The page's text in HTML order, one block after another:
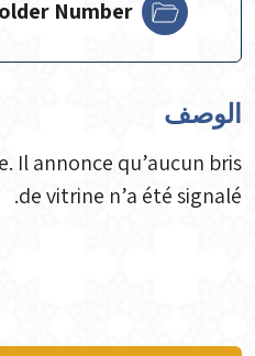
Number:
الوصف
Il annonce qu’aucun bris
de vitrine n’a été signalé.